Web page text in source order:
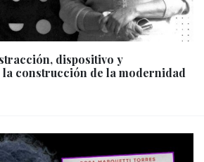
dispositivo y
la construcción de la modernidad